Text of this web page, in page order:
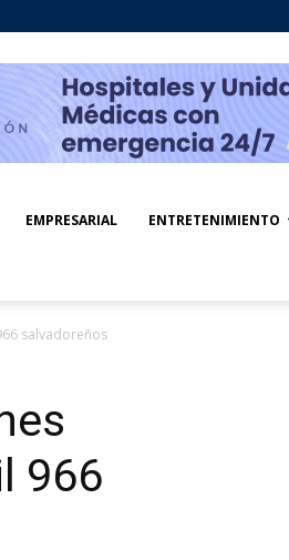
EMPRESARIAL ENTRETENIMIENTO
salvadoreños
966